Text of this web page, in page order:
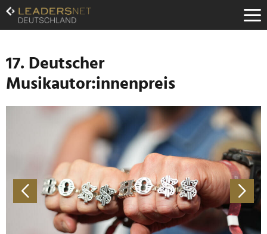
Zum
Inhalt
Zur
Navigation
Zur
Hauptnavigation
17. Deutscher
Musikautor:innenpreis